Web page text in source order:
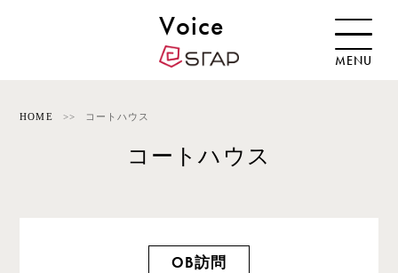
Voice
MENU
HOME コートハウス
コートハウス
OB訪問